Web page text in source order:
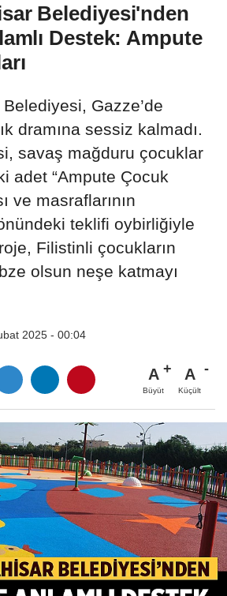
Belediyesi'nden
Destek: Ampute
Gazze’de
dramına sessiz kalmadı.
savaş mağduru çocuklar
adet “Ampute Çocuk
ve masraflarının
teklifi oybirliğiyle
Filistinli çocukların
olsun neşe katmayı
2025 - 00:04
A
Büyüt
A
Küçült